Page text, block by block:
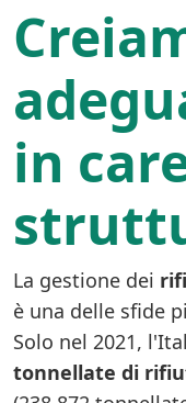
in
La gestione dei
è una delle sfide
Solo nel 2021,
tonnellate di